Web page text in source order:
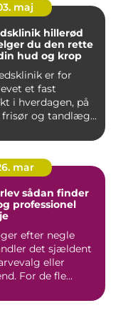
maj
hillerød
du den rette
hud og krop
er for
et fast
i hverdagen, på
frisør og tandlæg...
mar
finder
professionel
efter negle
det sjældent
eller
For de fle...